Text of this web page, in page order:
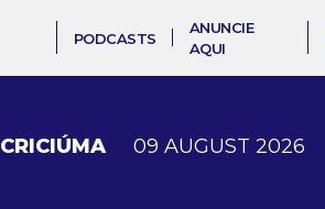
PODCASTS
ANUNCIE
AQUI
CRICIÚMA 09 AUGUST 2026